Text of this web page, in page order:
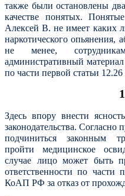
также были остановлены
качестве понятых.
Алексей В. не имеет каких
наркотического опьянения,
не менее,
административный
по части первой статьи
Здесь впору внести
законодательства.
подчиниться законным
пройти медицинское
случае лицо может быть
ответственности по части
КоАП РФ за отказ от